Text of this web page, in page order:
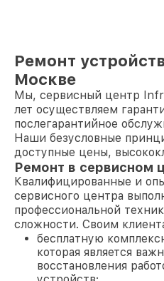
Ремонт
Москве
Мы, сервисный центр
лет осуществляем
послегарантийное
Наши безусловные
доступные цены,
Ремонт в сервисном
Квалифицированные и
сервисного центра
профессиональной
сложности. Своим
бесплатную
которая является
восстановления